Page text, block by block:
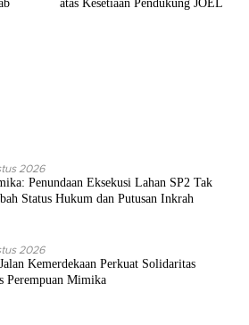
atas Kesetiaan Pendukung JOEL
2026
Penundaan Eksekusi Lahan SP2 Tak
Status Hukum dan Putusan Inkrah
2026
Kemerdekaan Perkuat Solidaritas
Perempuan Mimika